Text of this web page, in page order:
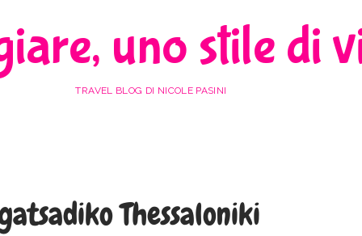
uno stile di
TRAVEL BLOG DI NICOLE PASINI
Thessaloniki